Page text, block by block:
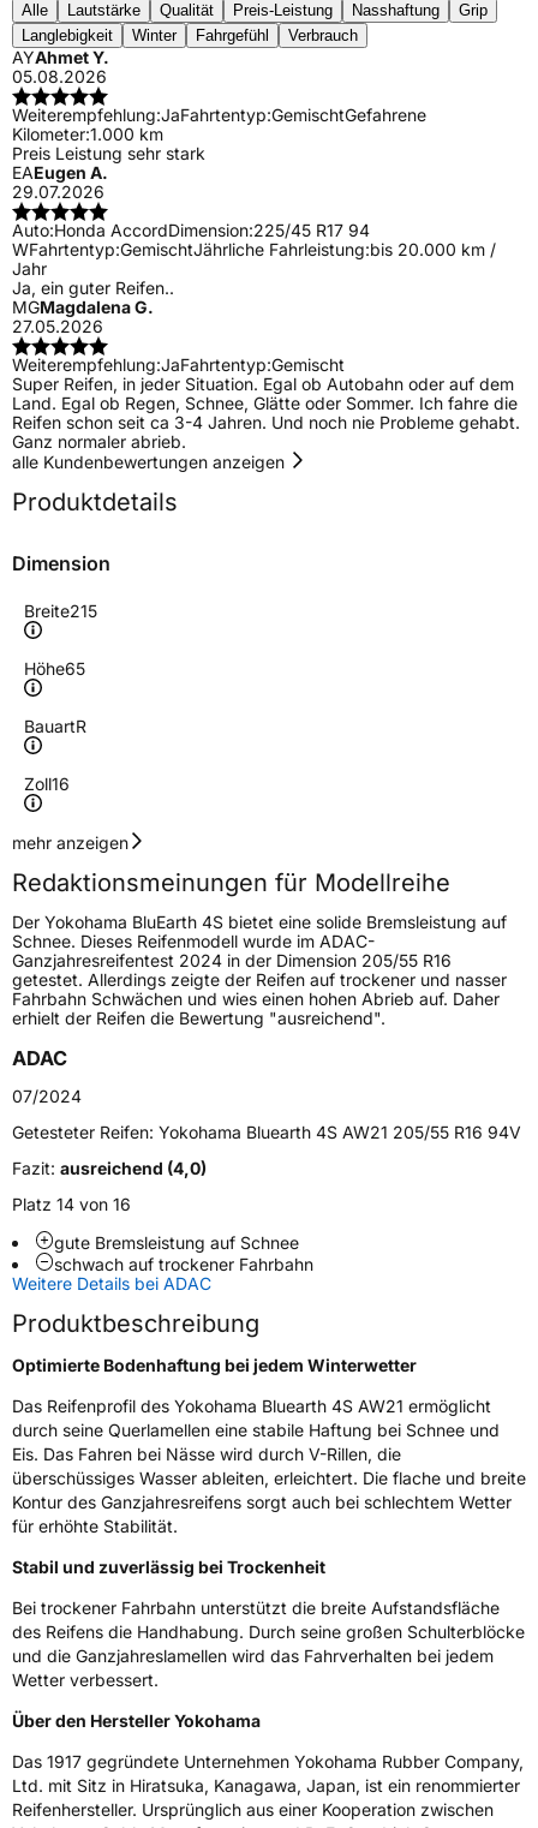
Alle Lautstärke Qualität Preis-Leistung Nasshaftung
Grip
Langlebigkeit
Winter Fahrgefühl Verbrauch
AYAhmet Y.
05.08.2026
Weiterempfehlung:JaFahrtentyp:GemischtGefahrene
Kilometer:1.000 km
Preis Leistung sehr stark
EAEugen A.
29.07.2026
Auto:Honda AccordDimension:225/45 R17 94
WFahrtentyp:GemischtJährliche Fahrleistung:bis 20.000 km /
Jahr
Ja, ein guter Reifen..
MGMagdalena G.
27.05.2026
Weiterempfehlung:JaFahrtentyp:Gemischt
Super Reifen, in jeder Situation. Egal ob Autobahn oder auf dem
Land. Egal ob Regen, Schnee, Glätte oder Sommer. Ich fahre die
Reifen schon seit ca 3-4 Jahren. Und noch nie Probleme gehabt.
Ganz normaler abrieb.
alle Kundenbewertungen anzeigen
Produktdetails
Dimension
Breite215
Höhe65
BauartR
Zoll16
Geschwindigkeitsindex
Höchstgeschwindigkeit
210 km/h
Lastindex98
Höchstlast750 kg
Gewicht (in kg)10,52 kg
FahrzeugtypPKW
VerwendungGanzjahresreifen
ModellnameBluearth 4S AW21
Fahrzeugart
PKW & SUV
ZustandNeureifen
M+S Ja
EU Label
EffizienzC
Nasshaftung
Rollgeräusch (Klasse)
FahrzeugklasseC1
mehr anzeigen
Redaktionsmeinungen für Modellreihe
Der Yokohama BluEarth 4S bietet eine solide Bremsleistung auf
Schnee. Dieses Reifenmodell wurde im ADAC-
Ganzjahresreifentest 2024 in der Dimension 205/55 R16
getestet. Allerdings zeigte der Reifen auf trockener und nasser
Fahrbahn Schwächen und wies einen hohen Abrieb auf. Daher
erhielt der Reifen die Bewertung "ausreichend".
ADAC
07/2024
Getesteter Reifen: Yokohama Bluearth 4S AW21 205/55 R16 94V
Fazit: ausreichend (4,0)
Platz 14 von 16
gute Bremsleistung auf Schnee
schwach auf trockener Fahrbahn
Weitere Details bei ADAC
Produktbeschreibung
Optimierte Bodenhaftung bei jedem Winterwetter
Das Reifenprofil des Yokohama Bluearth 4S AW21 ermöglicht
durch seine Querlamellen eine stabile Haftung bei Schnee und
Eis. Das Fahren bei Nässe wird durch V-Rillen, die
überschüssiges Wasser ableiten, erleichtert. Die flache und breite
Kontur des Ganzjahresreifens sorgt auch bei schlechtem Wetter
für erhöhte Stabilität.
Stabil und zuverlässig bei Trockenheit
Bei trockener Fahrbahn unterstützt die breite Aufstandsfläche
des Reifens die Handhabung. Durch seine großen Schulterblöcke
und die Ganzjahreslamellen wird das Fahrverhalten bei jedem
Wetter verbessert.
Über den Hersteller Yokohama
Das 1917 gegründete Unternehmen Yokohama Rubber Company,
Ltd. mit Sitz in Hiratsuka, Kanagawa, Japan, ist ein renommierter
Reifenhersteller. Ursprünglich aus einer Kooperation zwischen